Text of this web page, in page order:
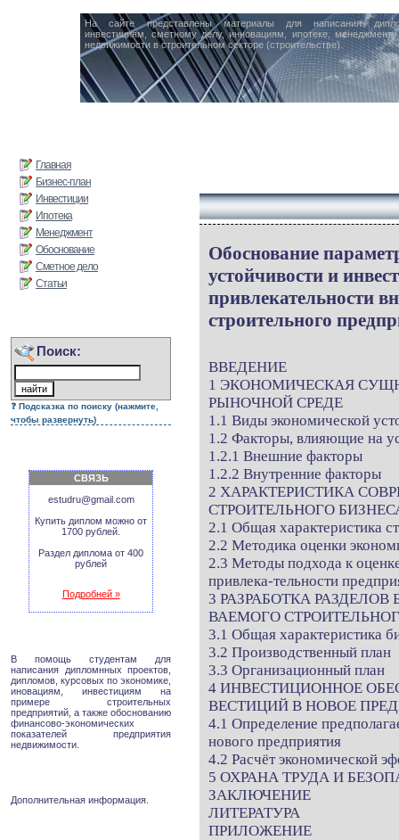
На сайте представлены материалы для написания
инвестициям, сметному делу, инновациям, ипотеке,
недвижимости в строительном секторе (строительстве).
Главная
Бизнес-план
Инвестиции
Ипотека
Менеджмент
Обоснование
Сметное дело
Статьи
Поиск:
Подсказка по поиску (нажмите,
чтобы развернуть)
СВЯЗЬ
estudru@gmail.com
Купить диплом можно от
1700 рублей.
Раздел диплома от 400
рублей
Подробней »
В помощь студентам для
написания дипломнных проектов,
дипломов, курсовых по экономике,
иновациям, инвестициям на
примере строительных
предприятий, а также обоснованию
финансово-экономических
показателей предприятия
недвижимости.
Дополнительная информация.
Обоснование
устойчивости и
привлекательности
строительного
ВВЕДЕНИЕ
1 ЭКОНОМИЧЕСКАЯ
РЫНОЧНОЙ СРЕДЕ
1.1 Виды экономической
1.2 Факторы, влияющие на
1.2.1 Внешние факторы
1.2.2 Внутренние факторы
2 ХАРАКТЕРИСТИКА
СТРОИТЕЛЬНОГО
2.1 Общая характеристика
2.2 Методика оценки
2.3 Методы подхода к
привлека-тельности
3 РАЗРАБОТКА
ВАЕМОГО
3.1 Общая характеристика
3.2 Производственный план
3.3 Организационный план
4 ИНВЕСТИЦИОННОЕ
ВЕСТИЦИЙ В НОВОЕ
4.1 Определение
нового предприятия
4.2 Расчёт экономической
5 ОХРАНА ТРУДА И
ЗАКЛЮЧЕНИЕ
ЛИТЕРАТУРА
ПРИЛОЖЕНИЕ